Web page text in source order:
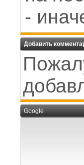
-
Добавить
Google